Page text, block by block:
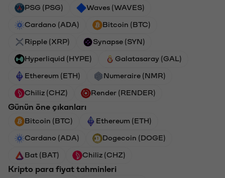
PSG (PSG) Waves (WAVES)
Cardano (ADA) Bitcoin (BTC)
Ripple (XRP) Synapse (SYN)
Hyperliquid (HYPE) Galatasaray (GAL)
Ethereum (ETH) Numeraire (NMR)
Chiliz (CHZ) Render (RENDER)
Günün öne çıkanları
Bitcoin (BTC) Ethereum (ETH)
Cardano (ADA) Dogecoin (DOGE)
Bat (BAT) Chiliz (CHZ)
Kripto para fiyat tahminleri